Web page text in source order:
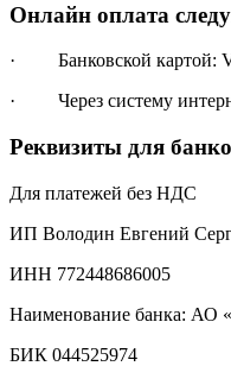
Онлайн оплата
· Банковской картой:
· Через систему
Реквизиты для
Для платежей без НДС
ИП Володин Евгений
ИНН 772448686005
Наименование банка: АО
БИК 044525974